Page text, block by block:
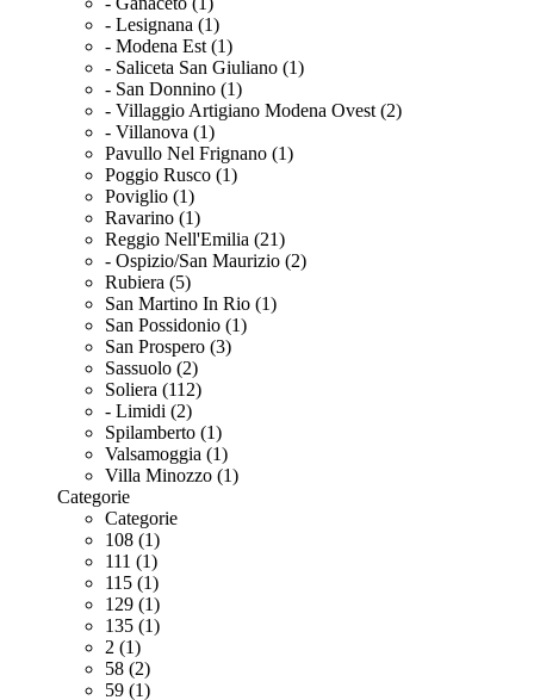
- Lesignana (1)
- Modena Est (1)
- Saliceta San Giuliano (1)
- San Donnino (1)
- Villaggio Artigiano Modena Ovest (2)
- Villanova (1)
Pavullo Nel Frignano (1)
Poggio Rusco (1)
Poviglio (1)
Ravarino (1)
Reggio Nell'Emilia (21)
- Ospizio/San Maurizio (2)
Rubiera (5)
San Martino In Rio (1)
San Possidonio (1)
San Prospero (3)
Sassuolo (2)
Soliera (112)
- Limidi (2)
Spilamberto (1)
Valsamoggia (1)
Villa Minozzo (1)
Categorie
Categorie
108 (1)
111 (1)
115 (1)
129 (1)
135 (1)
2 (1)
58 (2)
59 (1)